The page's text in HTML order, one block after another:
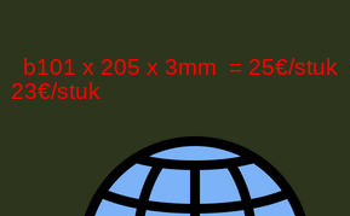
b101 x 205 x 3mm = 25€/stuk
23€/stuk